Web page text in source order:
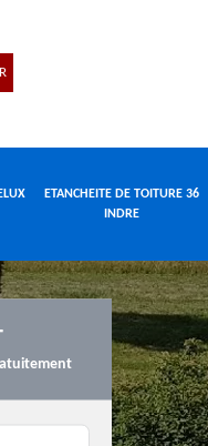
ETANCHEITE DE TOITURE 36
INDRE
Réparateur
installateur de velux
36 Indre